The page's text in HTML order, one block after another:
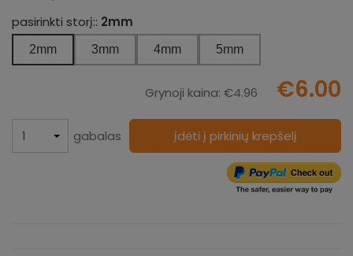
pasirinkti storį:: 2mm
2mm 3mm 4mm 5mm
Grynoji kaina: €4.96 €6.00
gabalas įdėti į pirkinių krepšelį